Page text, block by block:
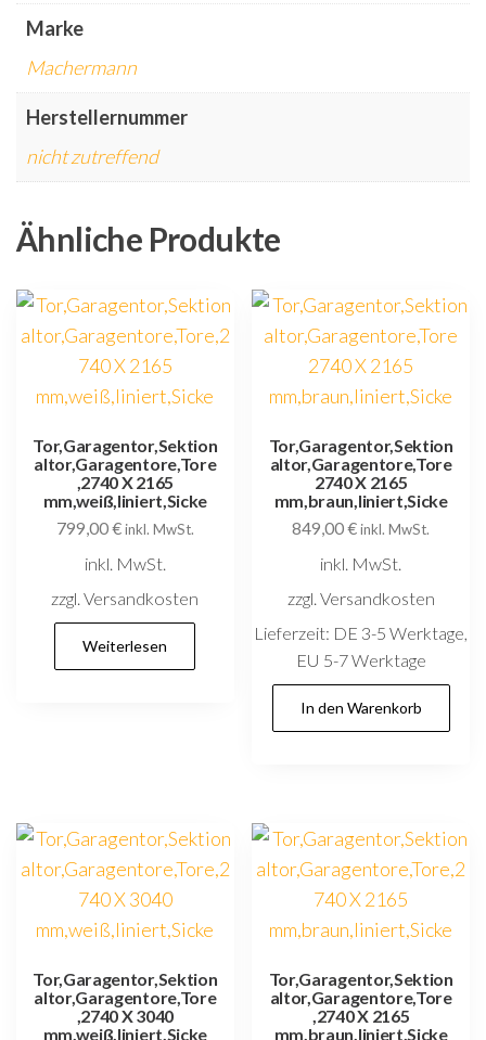
Marke
Machermann
Herstellernummer
nicht zutreffend
Ähnliche Produkte
Tor,Garagentor,Sektion
altor,Garagentore,Tore
,2740 X 2165
mm,weiß,liniert,Sicke
799,00€inkl. MwSt.
inkl. MwSt.
zzgl. Versandkosten
Weiterlesen
Tor,Garagentor,Sektion
altor,Garagentore,Tore
2740 X 2165
mm,braun,liniert,Sicke
849,00€inkl. MwSt.
inkl. MwSt.
zzgl. Versandkosten
Lieferzeit: DE 3-5 Werktage,
EU 5-7 Werktage
In den Warenkorb
Tor,Garagentor,Sektion
altor,Garagentore,Tore
,2740 X 3040
mm,weiß,liniert,Sicke
Tor,Garagentor,Sektion
altor,Garagentore,Tore
,2740 X 2165
mm,braun,liniert,Sicke